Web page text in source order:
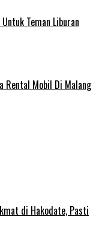
Teman Liburan
Rental Mobil Di Malang
di Hakodate, Pasti